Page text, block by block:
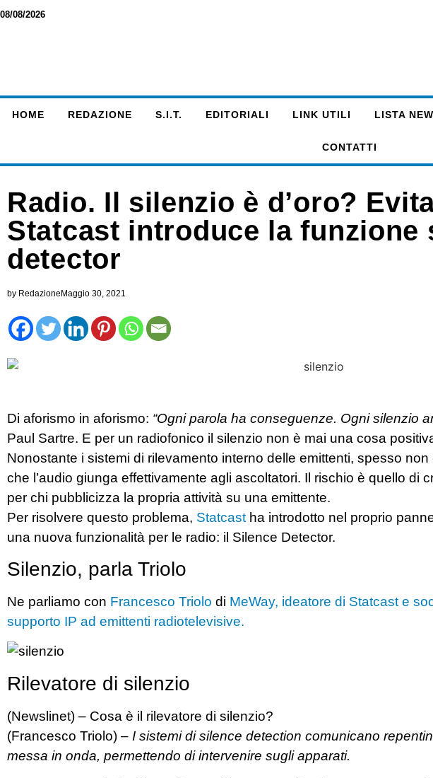
08/08/2026
HOME REDAZIONE S.I.T. EDITORIALI LINK UTILI LISTA
CONTATTI
Radio. Il silenzio è d’oro?
Statcast introduce la funzione
detector
by Redazione Maggio 30, 2021
Di aforismo in aforismo: “Ogni parola ha conseguenze. Ogni silenzio
Paul Sartre. E per un radiofonico il silenzio non è mai una cosa
Nonostante i sistemi di rilevamento interno delle emittenti, spesso
che l’audio giunga effettivamente agli ascoltatori. Il rischio è quello di
per chi pubblicizza la propria attività su una emittente.
Per risolvere questo problema, Statcast ha introdotto nel proprio
una nuova funzionalità per le radio: il Silence Detector.
Silenzio, parla Triolo
Ne parliamo con Francesco Triolo di MeWay, ideatore di Statcast e
supporto IP ad emittenti radiotelevisive.
Rilevatore di silenzio
(Newslinet) – Cosa è il rilevatore di silenzio?
(Francesco Triolo) – I sistemi di silence detection comunicano
messa in onda, permettendo di intervenire sugli apparati.